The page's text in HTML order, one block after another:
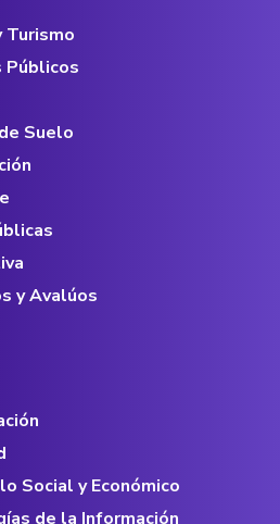
Turismo
Públicos
Suelo
y Avalúos
Social y Económico
de la Información